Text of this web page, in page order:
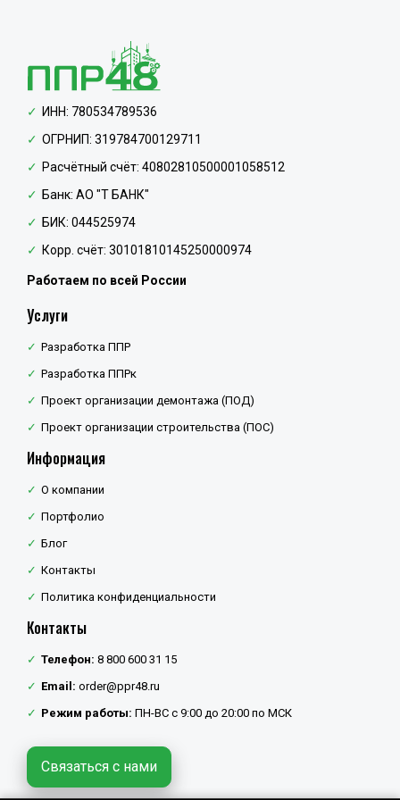
ИНН: 780534789536
ОГРНИП: 319784700129711
Расчётный счёт: 40802810500001058512
Банк: АО "Т БАНК"
БИК: 044525974
Корр. счёт: 30101810145250000974
Работаем по всей России
Услуги
Разработка ППР
Разработка ППРк
Проект организации демонтажа (ПОД)
Проект организации строительства (ПОС)
Информация
О компании
Портфолио
Блог
Контакты
Политика конфиденциальности
Контакты
Телефон: 8 800 600 31 15
Email: order@ppr48.ru
Режим работы: ПН-ВС с 9:00 до 20:00 по МСК
Связаться с нами